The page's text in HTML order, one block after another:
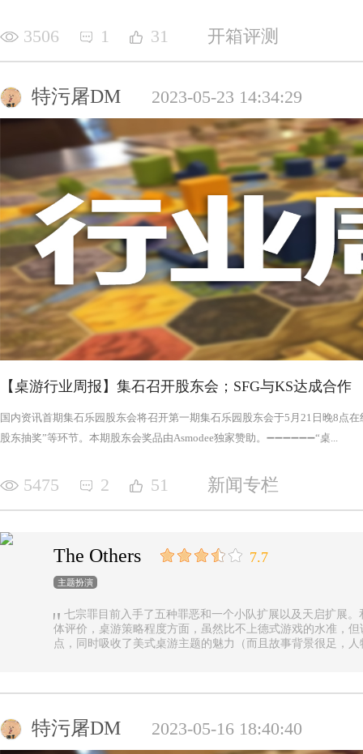
3506 1 31 开箱评测
特污屠DM 2023-05-23 14:34:29
【桌游行业周报】集石召开股东会；SFG与KS达成合作
国内资讯首期集石乐园股东会将召开第一期集石乐园股东会于5月21日晚8点
股东抽奖”等环节。本期股东会奖品由Asmodee独家赞助。➖➖➖➖➖➖“桌...
5475 2 51 新闻专栏
The Others 7.7
主题扮演
七宗罪目前入手了五种罪恶和一个小队扩展以及天启扩展
体评价，桌游策略程度方面，虽然比不上德式游戏的水准，
点，同时吸收了美式桌游主题的魅力（而且故事背景很足，
事推进，化身降临，如若不慎，充满力量的化身必将索去英
罪恶中最有气势的，很不错，而作为拓展中的天启和天启四
特污屠DM 2023-05-16 18:40:40